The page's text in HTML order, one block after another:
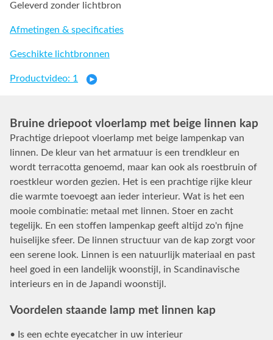
Geleverd zonder lichtbron
Afmetingen & specificaties
Geschikte lichtbronnen
Productvideo: 1
Bruine driepoot vloerlamp met beige linnen kap
Prachtige driepoot vloerlamp met beige lampenkap van
linnen. De kleur van het armatuur is een trendkleur en
wordt terracotta genoemd, maar kan ook als roestbruin of
roestkleur worden gezien. Het is een prachtige rijke kleur
die warmte toevoegt aan ieder interieur. Wat is het een
mooie combinatie: metaal met linnen. Stoer en zacht
tegelijk. En een stoffen lampenkap geeft altijd zo'n fijne
huiselijke sfeer. De linnen structuur van de kap zorgt voor
een serene look. Linnen is een natuurlijk materiaal en past
heel goed in een landelijk woonstijl, in Scandinavische
interieurs en in de Japandi woonstijl.
Voordelen staande lamp met linnen kap
• Is een echte eyecatcher in uw interieur